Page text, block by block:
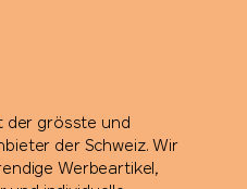
der grösste und
der Schweiz. Wir
Werbeartikel,